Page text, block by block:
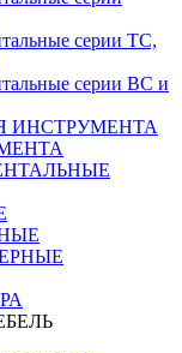
серии ТС,
серии ВС и
ИНСТРУМЕНТА